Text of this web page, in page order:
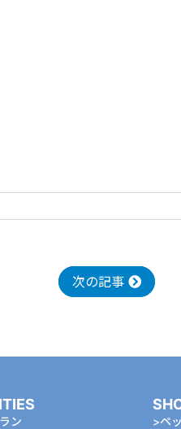
次の記事
ン
ペ